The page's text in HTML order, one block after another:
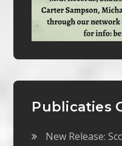
Publicaties
New Release: